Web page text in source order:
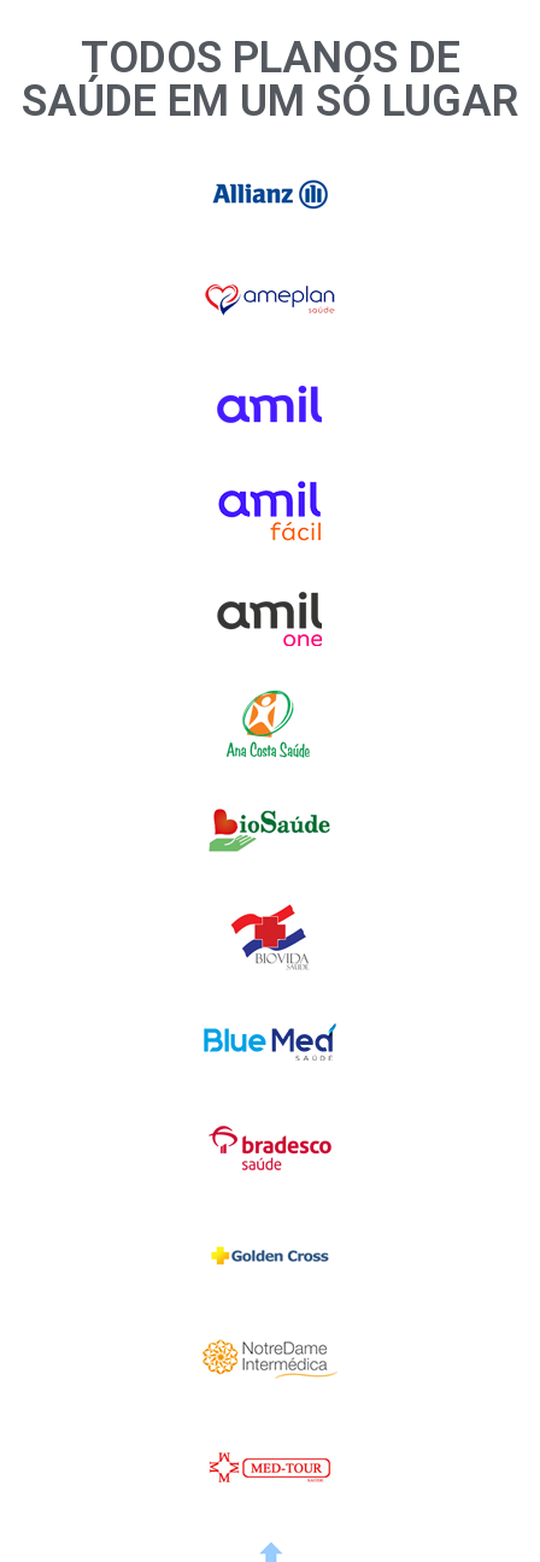
TODOS PLANOS DE
SAÚDE EM UM SÓ LUGAR